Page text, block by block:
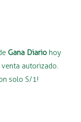
Gana Diario hoy
autorizado.
solo S/1!